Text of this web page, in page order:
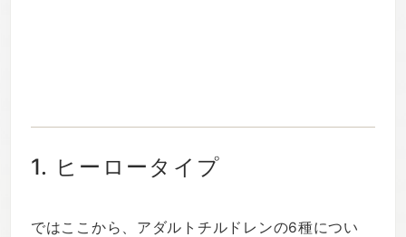
1. ヒーロータイプ
ではここから、アダルトチルドレンの6種につい